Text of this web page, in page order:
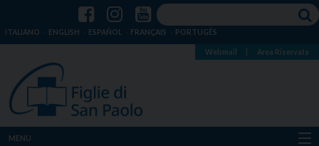
ITALIANO ENGLISH ESPAÑOL FRANÇAIS PORTUGÊS
Webmail Area Riservata
MENU